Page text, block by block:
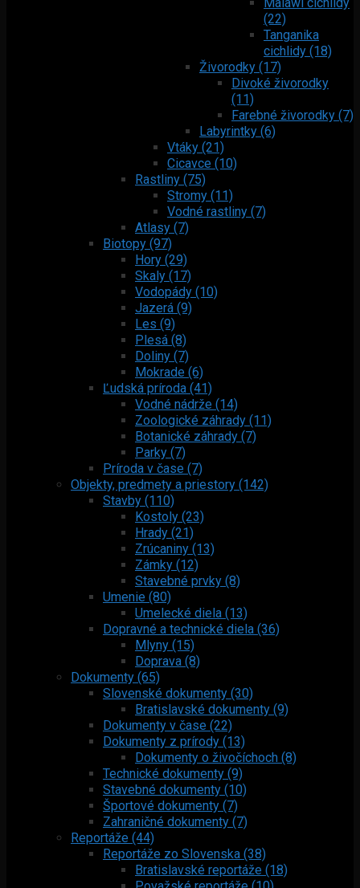
(22)
Tanganika
cichlidy (18)
Živorodky (17)
Divoké živorodky
(11)
Farebné živorodky (7)
Labyrintky (6)
Vtáky (21)
Cicavce (10)
Rastliny (75)
Stromy (11)
Vodné rastliny (7)
Atlasy (7)
Biotopy (97)
Hory (29)
Skaly (17)
Vodopády (10)
Jazerá (9)
Les (9)
Plesá (8)
Doliny (7)
Mokrade (6)
Ľudská príroda (41)
Vodné nádrže (14)
Zoologické záhrady (11)
Botanické záhrady (7)
Parky (7)
Príroda v čase (7)
Objekty, predmety a priestory (142)
Stavby (110)
Kostoly (23)
Hrady (21)
Zrúcaniny (13)
Zámky (12)
Stavebné prvky (8)
Umenie (80)
Umelecké diela (13)
Dopravné a technické diela (36)
Mlyny (15)
Doprava (8)
Dokumenty (65)
Slovenské dokumenty (30)
Bratislavské dokumenty (9)
Dokumenty v čase (22)
Dokumenty z prírody (13)
Dokumenty o živočíchoch (8)
Technické dokumenty (9)
Stavebné dokumenty (10)
Športové dokumenty (7)
Zahraničné dokumenty (7)
Reportáže (44)
Reportáže zo Slovenska (38)
Bratislavské reportáže (18)